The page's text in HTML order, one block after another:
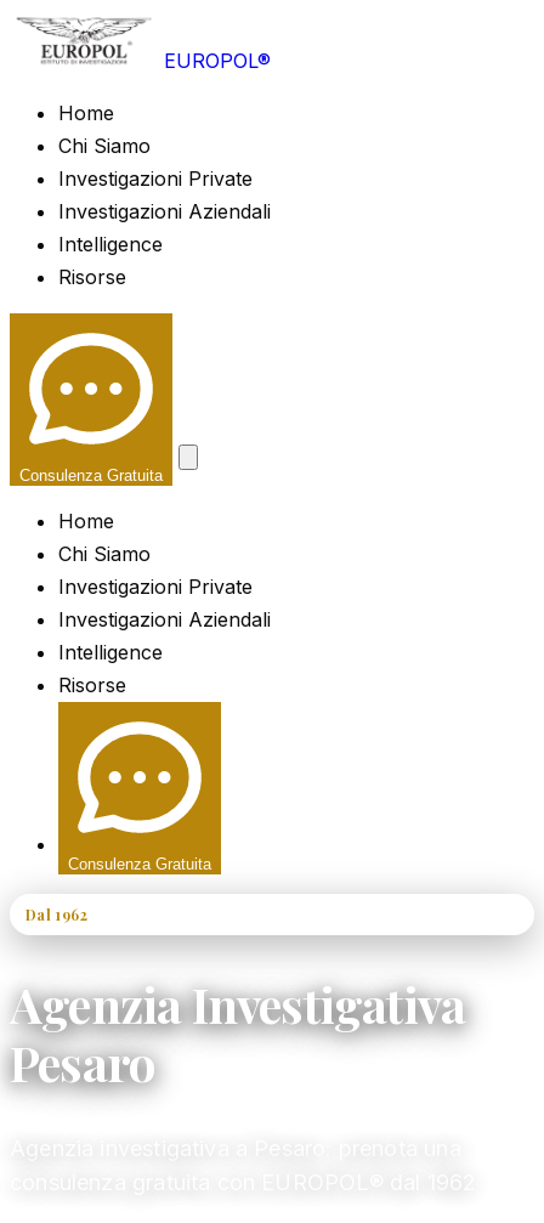
EUROPOL®
Home
Chi Siamo
Investigazioni Private
Investigazioni Aziendali
Intelligence
Risorse
Consulenza Gratuita
Home
Chi Siamo
Investigazioni Private
Investigazioni Aziendali
Intelligence
Risorse
Consulenza Gratuita
Dal 1962
Agenzia Investigativa
Pesaro